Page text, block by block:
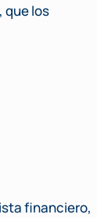
que los
financiero,